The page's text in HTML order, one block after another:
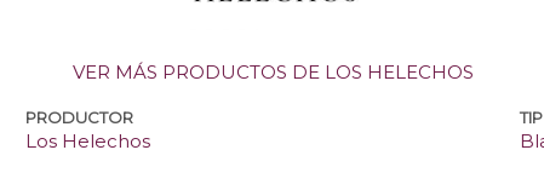
VER MÁS PRODUCTOS DE LOS HELECHOS
PRODUCTOR
Los Helechos